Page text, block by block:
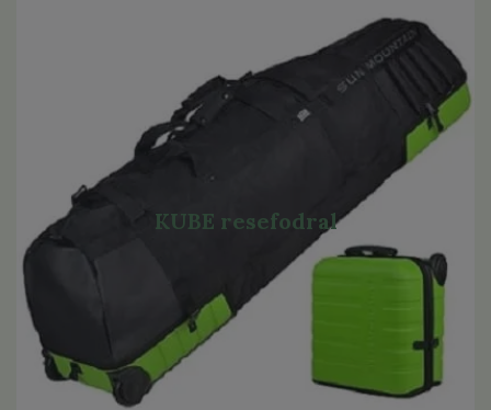
KUBE resefodral